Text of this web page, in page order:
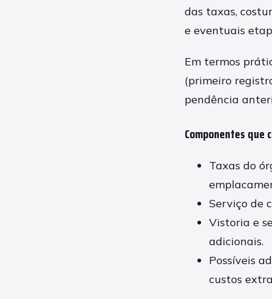
das taxas,
e eventuais
Em termos
(primeiro
pendência
Componentes
Taxas do
Serviço de
Vistoria e
adicionais.
Possíveis
custos